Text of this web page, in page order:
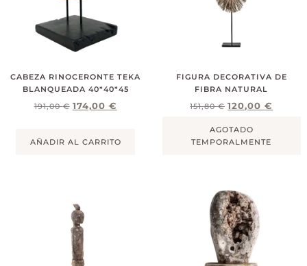
CABEZA RINOCERONTE TEKA
BLANQUEADA 40*40*45
191,00€ 174,00 €
AÑADIR AL CARRITO
FIGURA DECORATIVA DE
FIBRA NATURAL
151,80€ 120,00€
AGOTADO
TEMPORALMENTE